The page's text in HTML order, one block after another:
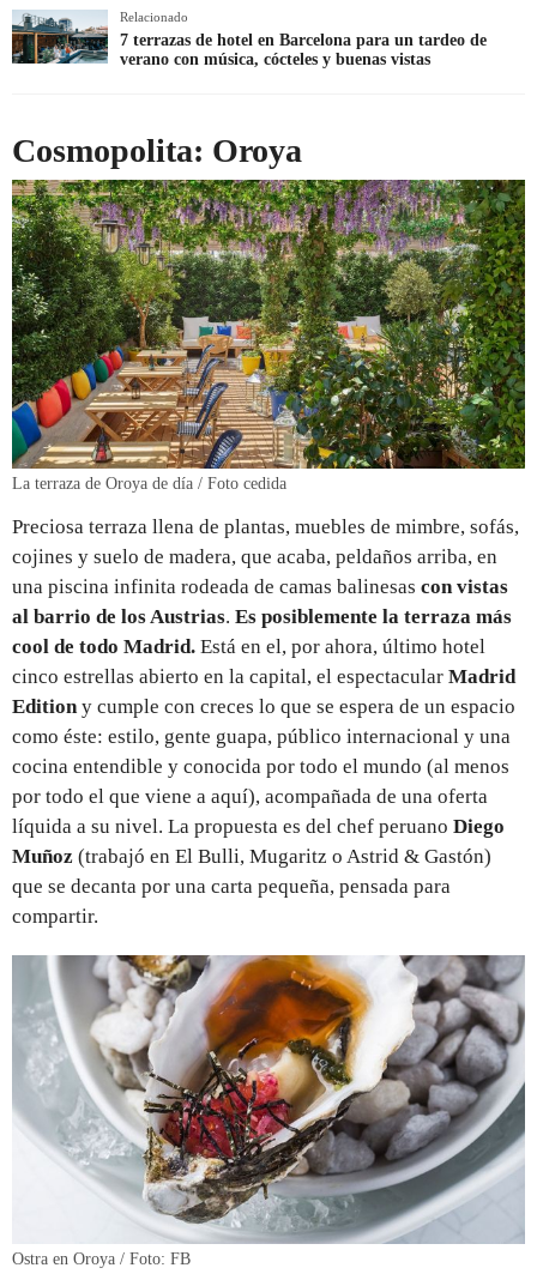
Relacionado
7 terrazas de hotel en Barcelona para un tardeo de
verano con música, cócteles y buenas vistas
Cosmopolita: Oroya
La terraza de Oroya de día / Foto cedida
Preciosa terraza llena de plantas, muebles de mimbre, sofás,
cojines y suelo de madera, que acaba, peldaños arriba, en
una piscina infinita rodeada de camas balinesas con vistas
al barrio de los Austrias. Es posiblemente la terraza más
cool de todo Madrid. Está en el, por ahora, último hotel
cinco estrellas abierto en la capital, el espectacular Madrid
Editiony cumple con creces lo que se espera de un espacio
como éste: estilo, gente guapa, público internacional y una
cocina entendible y conocida por todo el mundo (al menos
por todo el que viene a aquí), acompañada de una oferta
líquida a su nivel. La propuesta es del chef peruano Diego
Muñoz (trabajó en El Bulli, Mugaritz o Astrid & Gastón)
que se decanta por una carta pequeña, pensada para
compartir.
Ostra en Oroya / Foto: FB